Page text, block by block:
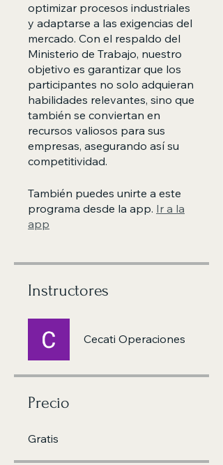
optimizar procesos industriales
y adaptarse a las exigencias del
mercado. Con el respaldo del
Ministerio de Trabajo, nuestro
objetivo es garantizar que los
participantes no solo adquieran
habilidades relevantes, sino que
también se conviertan en
recursos valiosos para sus
empresas, asegurando así su
competitividad.
También puedes unirte a este
programa desde la app. Ir a la
app
Instructores
Cecati Operaciones
Precio
Gratis